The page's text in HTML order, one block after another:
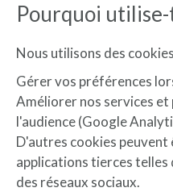
Pourquoi utilise-
Nous utilisons des
Gérer vos préférences
Améliorer nos services
l'audience (Google
D'autres cookies peuvent
applications tierces telles
des réseaux sociaux.